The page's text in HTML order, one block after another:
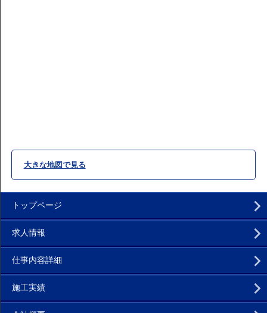
大きな地図で見る
トップページ
求人情報
仕事内容詳細
施工実績